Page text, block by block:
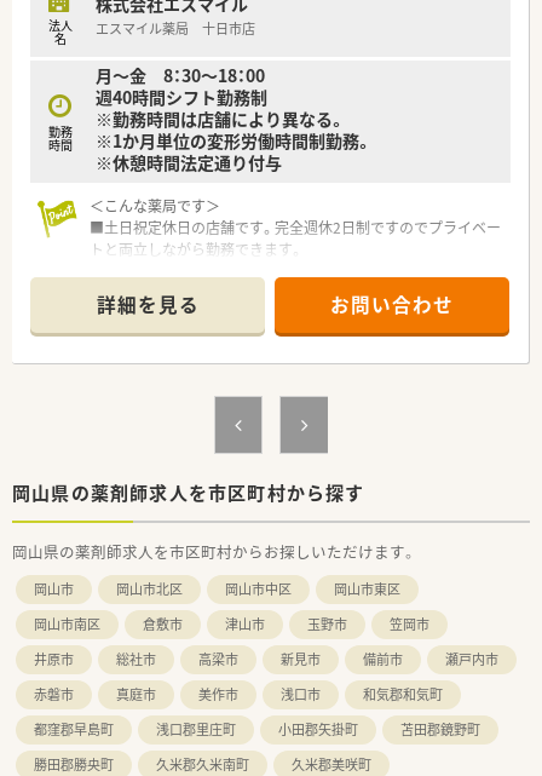
法人
名 エスマイル薬局 十日市店
勤務
時間
月～金 8：30～18：00
週40時間シフト勤務制
※勤務時間は店舗により異なる。
※1か月単位の変形労働時間制勤務。
※休憩時間法定通り付与
＜こんな薬局です＞
■土日祝定休日の店舗です。完全週休2日制ですのでプライベー
トと両立しながら勤務できます。
広々とした店舗です。
■大元駅より車で8分程度の距離に店舗があります。
■コンプライアンス意識を持った取り組みや教育制度が整って
おり、長く勤めたい方におすすめです。
■総合病院門前の薬局のため幅広い科目の処方箋を応需してい
別の研修に参加して頂きます。
■未経験者やブランクの長い方については各種勉強会や集合研
修にご参加頂いておりますのでご安心ください。
＜法人特徴＞
■東証プライム上場スズケングループの地場大手チェーン薬局
です。
■1982年の創業以来、人々が笑顔になれる薬局を目指して地域
の医療貢献に取り組み、
中国エリアに116店舗の薬局を展開する法人です。
詳細を見る お問い合わせ
岡山県の薬剤師求人を市区町村から探す
岡山県の薬剤師求人を市区町村からお探しいただけます。
岡山市 岡山市北区 岡山市中区
岡山市東区
岡山市南区
倉敷市 津山市 玉野市
笠岡市
井原市
総社市 高梁市 新見市 備前市
瀬戸内市
赤磐市
真庭市 美作市 浅口市
和気郡和気町
都窪郡早島町
浅口郡里庄町 小田郡矢掛町
苫田郡鏡野町
勝田郡勝央町
久米郡久米南町
久米郡美咲町